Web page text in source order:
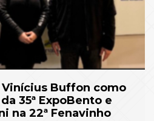
Vinícius Buffon como
35ª ExpoBento e
na 22ª Fenavinho